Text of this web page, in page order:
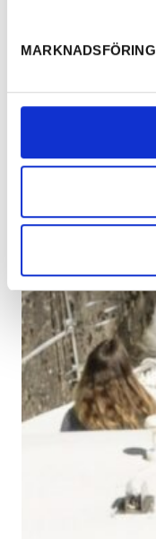
MARKNADSFÖRING